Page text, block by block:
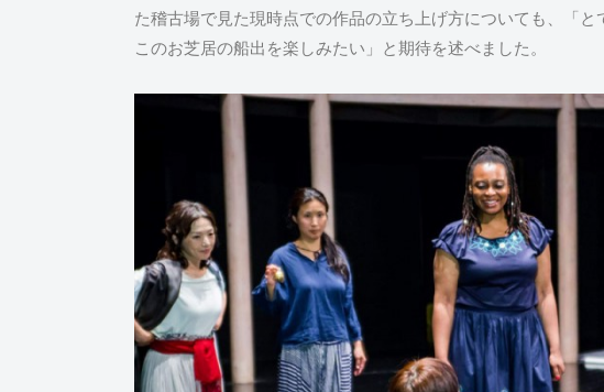
た稽古場で見た現時点での作品の立ち上げ方についても、「
このお芝居の船出を楽しみたい」と期待を述べました。